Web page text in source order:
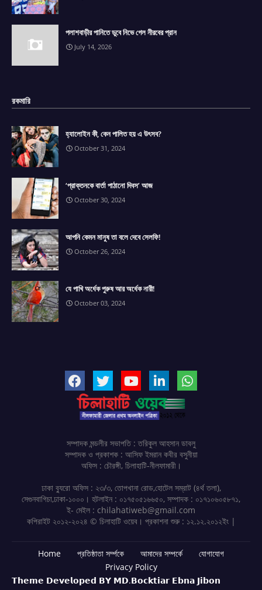
পলাশবাড়ীর পানিতে ডুবে নিভে গেল নীরবের প্রান
July 14, 2026
রকমারি
হ্যালোইন কী, কেন পালিত হয় এ উৎসব?
October 31, 2024
‘প্রাক্তনকে বার্তা পাঠানো দিবস’ আজ
October 30, 2024
আপনি কেমন মানুষ তা বলে দেবে সেলফি!
October 26, 2024
যে পাখি অর্ধেক পুরুষ আর অর্ধেক নারী!
October 03, 2024
সম্পাদক মন্ডলীর সভাপতি : তরিকুল আহসান ডাবলু
সম্পাদক ও প্রকাশক : আসিফ ইমরান কবীর বসুনীয়া
অফিস : চৌরঙ্গী, চিলাহাটি-নীলফামারী।
ঢাকা ব্যুরো অফিস : ২৩/৩, তোপখানা রোড,হোটেল সম্রাট (৪র্থ তলা),
সেগুনবাগিচা,ঢাকা-১০০০। হটলাইন : ০১৭৫০৫১৬৬৫০, সম্পাদক : ০১৭১০৬০৫৮৭১,
ই- মেইল : chilahatiweb@gmail.com
কপিরাইট ২০১২-২০২৪ © চিলাহাটি ওয়েব। প্রকাশনা শুরু : ১২.১২.২০১২ইং |
Home প্রতিষ্ঠাতা সর্ম্পকে আমাদের সম্পর্কে
যোগাযোগ
Privacy Policy
𝗧𝗵𝗲𝗺𝗲 𝗗𝗲𝘃𝗲𝗹𝗼𝗽𝗲𝗱 𝗕𝗬 𝗠𝗗.𝗕𝗼𝗰𝗸𝘁𝗶𝗮𝗿 𝗘𝗯𝗻𝗮 𝗝𝗶𝗯𝗼𝗻